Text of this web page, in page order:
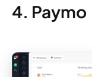
4. Paymo